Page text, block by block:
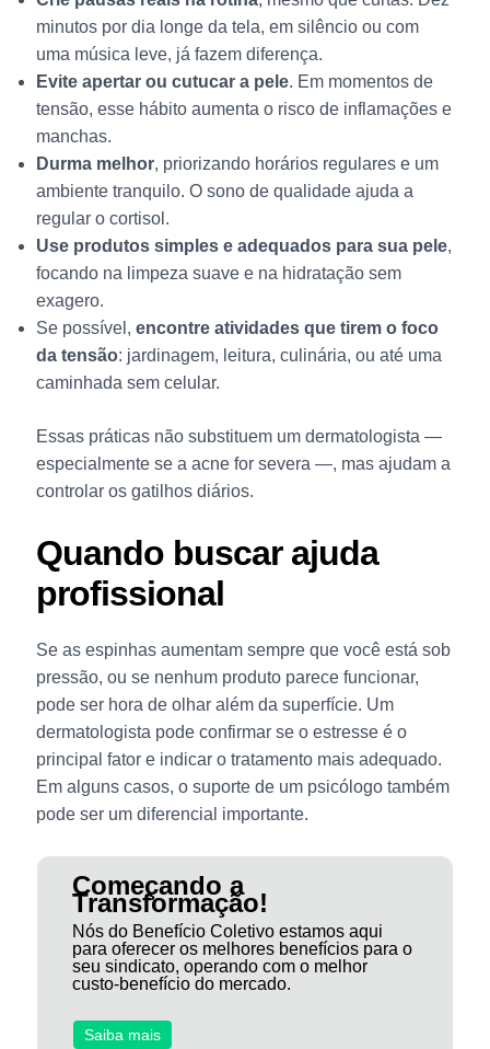
minutos por dia longe da tela, em silêncio ou com
uma música leve, já fazem diferença.
Evite apertar ou cutucar a pele. Em momentos de
tensão, esse hábito aumenta o risco de inflamações e
manchas.
Durma melhor, priorizando horários regulares e um
ambiente tranquilo. O sono de qualidade ajuda a
regular o cortisol.
Use produtos simples e adequados para sua pele,
focando na limpeza suave e na hidratação sem
exagero.
Se possível, encontre atividades que tirem o foco
da tensão: jardinagem, leitura, culinária, ou até uma
caminhada sem celular.
Essas práticas não substituem um dermatologista —
especialmente se a acne for severa —, mas ajudam a
controlar os gatilhos diários.
Quando buscar ajuda
profissional
Se as espinhas aumentam sempre que você está sob
pressão, ou se nenhum produto parece funcionar,
pode ser hora de olhar além da superfície. Um
dermatologista pode confirmar se o estresse é o
principal fator e indicar o tratamento mais adequado.
Em alguns casos, o suporte de um psicólogo também
pode ser um diferencial importante.
Começando a
Transformação!
Nós do Benefício Coletivo estamos aqui
para oferecer os melhores benefícios para o
seu sindicato, operando com o melhor
custo-benefício do mercado.
Saiba mais